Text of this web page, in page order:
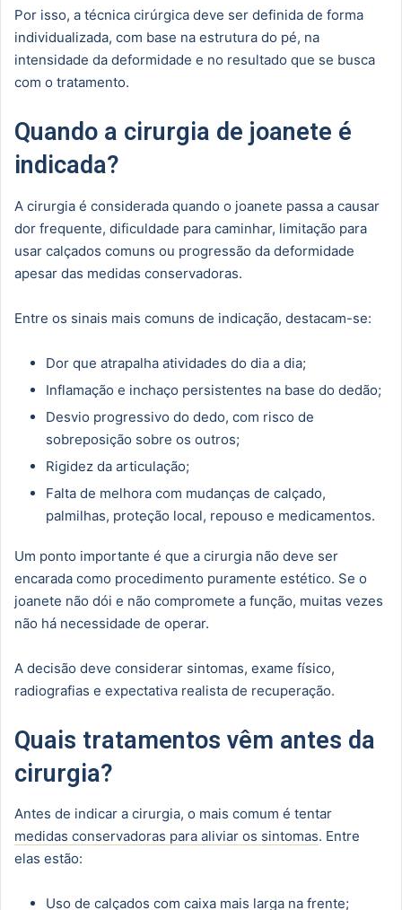
Por isso, a técnica cirúrgica deve ser definida de forma
individualizada, com base na estrutura do pé, na
intensidade da deformidade e no resultado que se busca
com o tratamento.
Quando a cirurgia de joanete é
indicada?
A cirurgia é considerada quando o joanete passa a causar
dor frequente, dificuldade para caminhar, limitação para
usar calçados comuns ou progressão da deformidade
apesar das medidas conservadoras.
Entre os sinais mais comuns de indicação, destacam-se:
Dor que atrapalha atividades do dia a dia;
Inflamação e inchaço persistentes na base do dedão;
Desvio progressivo do dedo, com risco de
sobreposição sobre os outros;
Rigidez da articulação;
Falta de melhora com mudanças de calçado,
palmilhas, proteção local, repouso e medicamentos.
Um ponto importante é que a cirurgia não deve ser
encarada como procedimento puramente estético. Se o
joanete não dói e não compromete a função, muitas vezes
não há necessidade de operar.
A decisão deve considerar sintomas, exame físico,
radiografias e expectativa realista de recuperação.
Quais tratamentos vêm antes da
cirurgia?
Antes de indicar a cirurgia, o mais comum é tentar
medidas conservadoras para aliviar os sintomas. Entre
elas estão:
Uso de calçados com caixa mais larga na frente;